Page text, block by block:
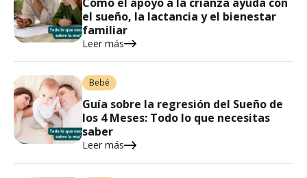
el sueño, la lactancia y el bienestar
familiar
Leer más
Bebé
Guía sobre la regresión del Sueño de
los 4 Meses: Todo lo que necesitas
saber
Leer más